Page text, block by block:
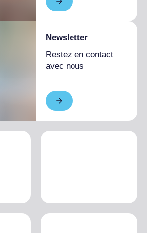
Newsletter
Restez en contact
avec nous